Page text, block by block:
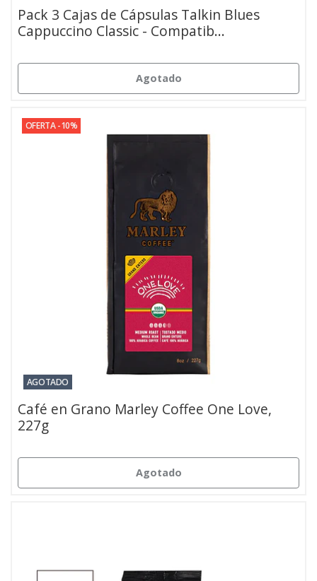
Pack 3 Cajas de Cápsulas Talkin Blues
Cappuccino Classic - Compatib...
Agotado
OFERTA -10%
AGOTADO
Café en Grano Marley Coffee One Love,
227g
Agotado